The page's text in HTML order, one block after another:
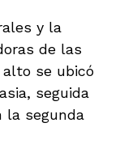
y la
de las
alto se ubicó
seguida
la segunda